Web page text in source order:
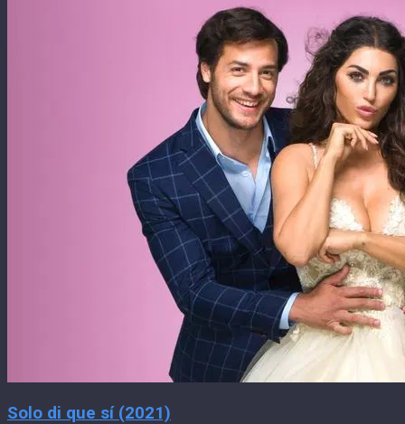
Solo di que sí (2021)